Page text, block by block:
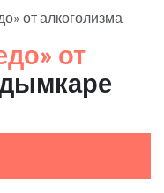
от алкоголизма
от